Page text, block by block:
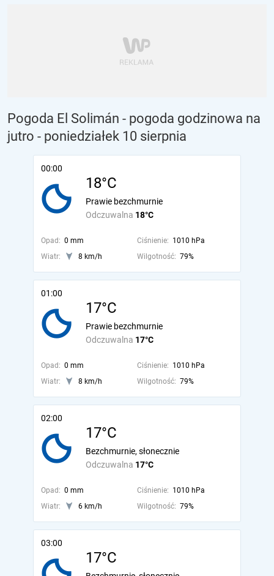
Pogoda El Solimán - pogoda godzinowa na
jutro - poniedziałek 10 sierpnia
00:00
18°C
Odczuwalna 18°C
Prawie bezchmurnie
Opad: 0 mm Ciśnienie: 1010 hPa
Wiatr:
8 km/h Wilgotność: 79%
01:00
17°C
Odczuwalna 17°C
Prawie bezchmurnie
Opad: 0 mm Ciśnienie: 1010 hPa
Wiatr:
8 km/h Wilgotność: 79%
02:00
17°C
Odczuwalna 17°C
Bezchmurnie, słonecznie
Opad: 0 mm Ciśnienie: 1010 hPa
Wiatr:
6 km/h Wilgotność: 79%
03:00
17°C